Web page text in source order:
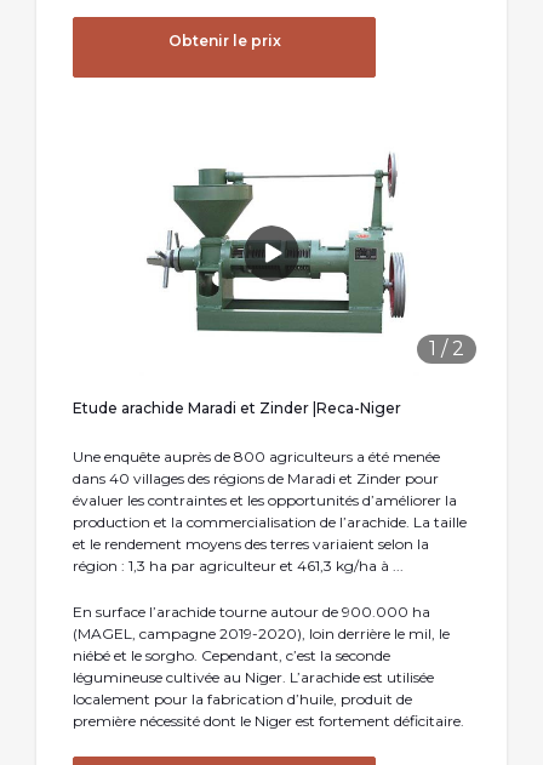
Obtenir le prix
1 / 2
Etude arachide Maradi et Zinder |Reca-Niger
Une enquête auprès de 800 agriculteurs a été menée
dans 40 villages des régions de Maradi et Zinder pour
évaluer les contraintes et les opportunités d’améliorer la
production et la commercialisation de l’arachide. La taille
et le rendement moyens des terres variaient selon la
région : 1,3 ha par agriculteur et 461,3 kg/ha à ...
En surface l’arachide tourne autour de 900.000 ha
(MAGEL, campagne 2019-2020), loin derrière le mil, le
niébé et le sorgho. Cependant, c’est la seconde
légumineuse cultivée au Niger. L’arachide est utilisée
localement pour la fabrication d’huile, produit de
première nécessité dont le Niger est fortement déficitaire.